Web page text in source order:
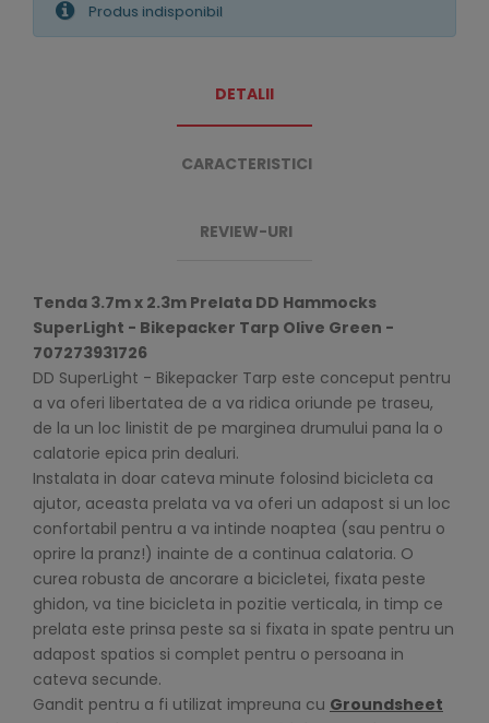
Produs indisponibil
DETALII
CARACTERISTICI
REVIEW-URI
Tenda 3.7m x 2.3m Prelata DD Hammocks
SuperLight - Bikepacker Tarp Olive Green -
707273931726
DD SuperLight - Bikepacker Tarp este conceput pentru
a va oferi libertatea de a va ridica oriunde pe traseu,
de la un loc linistit de pe marginea drumului pana la o
calatorie epica prin dealuri.
Instalata in doar cateva minute folosind bicicleta ca
ajutor, aceasta prelata va va oferi un adapost si un loc
confortabil pentru a va intinde noaptea (sau pentru o
oprire la pranz!) inainte de a continua calatoria. O
curea robusta de ancorare a bicicletei, fixata peste
ghidon, va tine bicicleta in pozitie verticala, in timp ce
prelata este prinsa peste sa si fixata in spate pentru un
adapost spatios si complet pentru o persoana in
cateva secunde.
Gandit pentru a fi utilizat impreuna cu Groundsheet